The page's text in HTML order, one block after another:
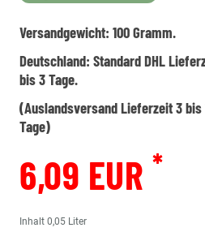
Versandgewicht:100Gramm.
Deutschland:Standard DHL
bis 3 Tage.
(Auslandsversand Lieferzeit 3 bis
Tage)
6,09 EUR *
Inhalt0,05 Liter